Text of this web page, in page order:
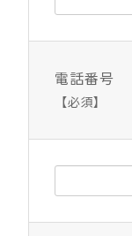
電話番号
【必須】